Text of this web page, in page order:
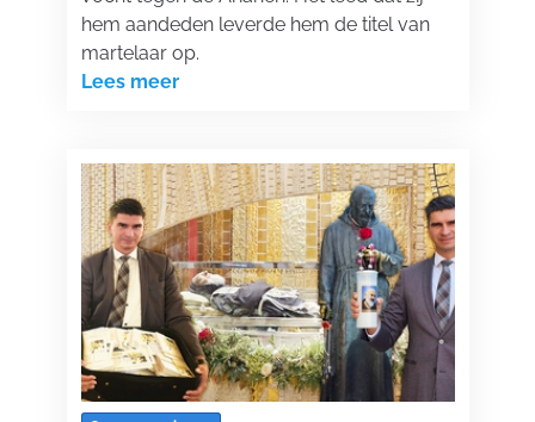
hem aandeden leverde hem de titel van
martelaar op.
Lees meer